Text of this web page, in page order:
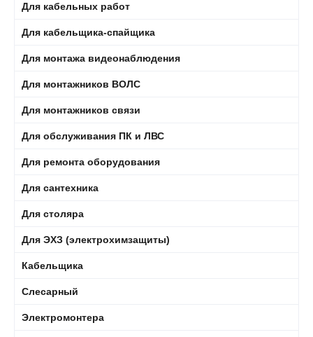
Для кабельных работ
Для кабельщика-спайщика
Для монтажа видеонаблюдения
Для монтажников ВОЛС
Для монтажников связи
Для обслуживания ПК и ЛВС
Для ремонта оборудования
Для сантехника
Для столяра
Для ЭХЗ (электрохимзащиты)
Кабельщика
Слесарный
Электромонтера